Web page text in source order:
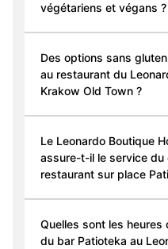
végétariens et végans ?
Des options sans
au restaurant du
Krakow Old Town ?
Le Leonardo Boutique
assure-t-il le service du
restaurant sur place
Quelles sont les heures
du bar Patioteka au